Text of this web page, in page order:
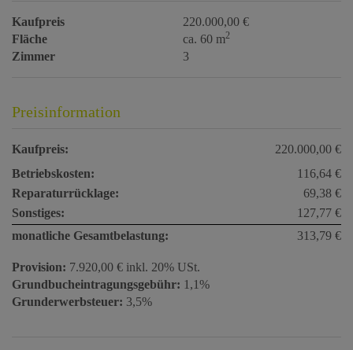
Kaufpreis
220.000,00 €
Fläche
ca. 60 m2
Zimmer 3
Preisinformation
Kaufpreis:
220.000,00 €
Betriebskosten:
116,64 €
Reparaturrücklage:
69,38 €
Sonstiges:
127,77 €
monatliche Gesamtbelastung:
313,79 €
Provision: 7.920,00 € inkl. 20% USt.
Grundbucheintragungsgebühr: 1,1%
Grunderwerbsteuer: 3,5%